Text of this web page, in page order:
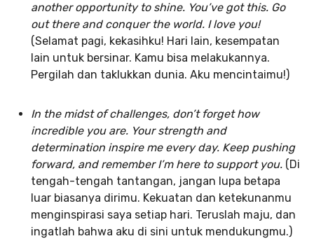
another opportunity to shine. You’ve got this. Go
out there and conquer the world. I love you!
(Selamat pagi, kekasihku! Hari lain, kesempatan
lain untuk bersinar. Kamu bisa melakukannya.
Pergilah dan taklukkan dunia. Aku mencintaimu!)
In the midst of challenges, don’t forget how
incredible you are. Your strength and
determination inspire me every day. Keep pushing
forward, and remember I’m here to support you. (Di
tengah-tengah tantangan, jangan lupa betapa
luar biasanya dirimu. Kekuatan dan ketekunanmu
menginspirasi saya setiap hari. Teruslah maju, dan
ingatlah bahwa aku di sini untuk mendukungmu.)